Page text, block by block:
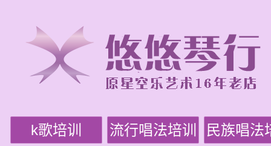
k歌培训 流行唱法培训 民族唱法